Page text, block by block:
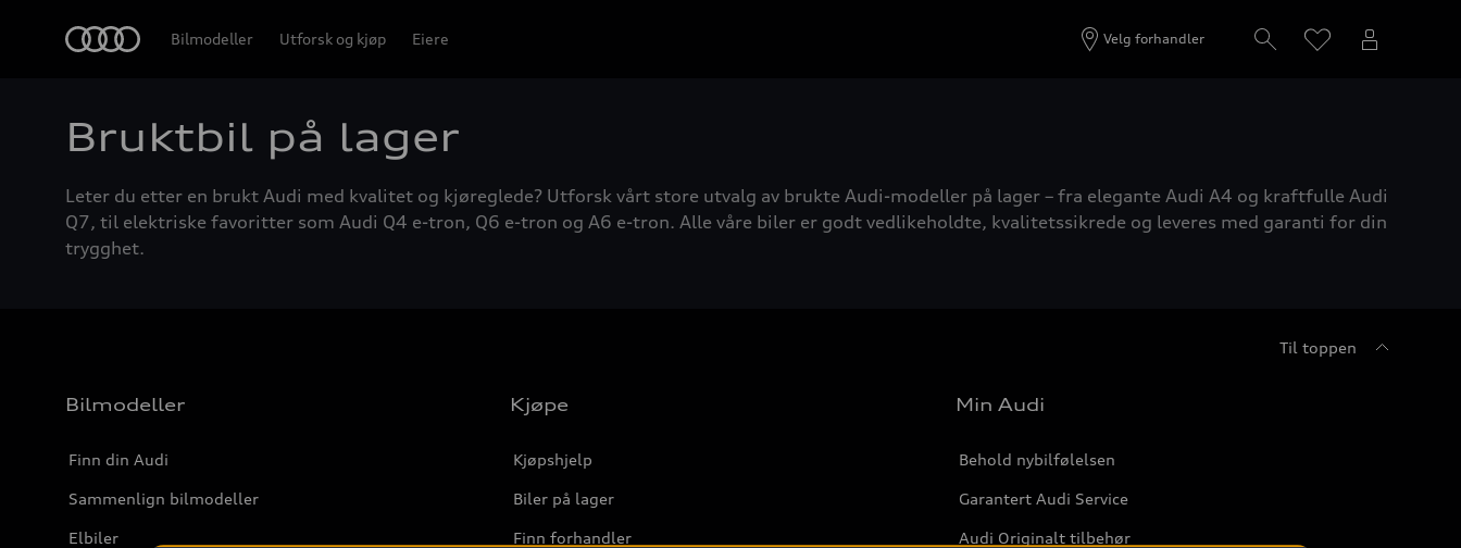
Bilmodeller Utforsk og kjøp Eiere Velg forhandler
Bruktbil på lager
Leter du etter en brukt Audi med kvalitet og kjøreglede? Utforsk vårt store utvalg av brukte Audi-modeller på lager – fra elegante Audi A4 og kraftfulle Audi
Q7, til elektriske favoritter som Audi Q4 e-tron, Q6 e-tron og A6 e-tron. Alle våre biler er godt vedlikeholdte, kvalitetssikrede og leveres med garanti for din
trygghet.
Til toppen
Bilmodeller
Finn din Audi
Sammenlign bilmodeller
Elbiler
Kjøpe
Kjøpshjelp
Biler på lager
Finn forhandler
Min Audi
Behold nybilfølelsen
Garantert Audi Service
Audi Originalt tilbehør